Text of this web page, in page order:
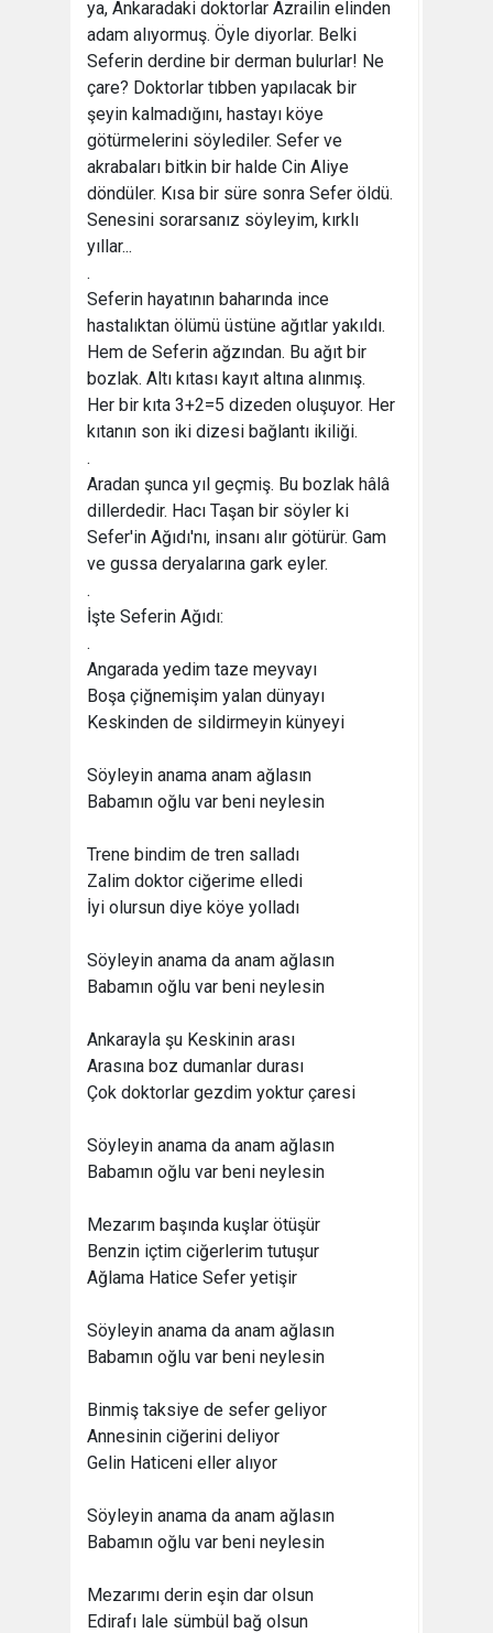
ya, Ankaradaki doktorlar Azrailin elinden
adam alıyormuş. Öyle diyorlar. Belki
Seferin derdine bir derman bulurlar! Ne
çare? Doktorlar tıbben yapılacak bir
şeyin kalmadığını, hastayı köye
götürmelerini söylediler. Sefer ve
akrabaları bitkin bir halde Cin Aliye
döndüler. Kısa bir süre sonra Sefer öldü.
Senesini sorarsanız söyleyim, kırklı
yıllar...
.
Seferin hayatının baharında ince
hastalıktan ölümü üstüne ağıtlar yakıldı.
Hem de Seferin ağzından. Bu ağıt bir
bozlak. Altı kıtası kayıt altına alınmış.
Her bir kıta 3+2=5 dizeden oluşuyor. Her
kıtanın son iki dizesi bağlantı ikiliği.
.
Aradan şunca yıl geçmiş. Bu bozlak hâlâ
dillerdedir. Hacı Taşan bir söyler ki
Sefer'in Ağıdı'nı, insanı alır götürür. Gam
ve gussa deryalarına gark eyler.
.
İşte Seferin Ağıdı:
.
Angarada yedim taze meyvayı
Boşa çiğnemişim yalan dünyayı
Keskinden de sildirmeyin künyeyi
Söyleyin anama anam ağlasın
Babamın oğlu var beni neylesin
Trene bindim de tren salladı
Zalim doktor ciğerime elledi
İyi olursun diye köye yolladı
Söyleyin anama da anam ağlasın
Babamın oğlu var beni neylesin
Ankarayla şu Keskinin arası
Arasına boz dumanlar durası
Çok doktorlar gezdim yoktur çaresi
Söyleyin anama da anam ağlasın
Babamın oğlu var beni neylesin
Mezarım başında kuşlar ötüşür
Benzin içtim ciğerlerim tutuşur
Ağlama Hatice Sefer yetişir
Söyleyin anama da anam ağlasın
Babamın oğlu var beni neylesin
Binmiş taksiye de sefer geliyor
Annesinin ciğerini deliyor
Gelin Haticeni eller alıyor
Söyleyin anama da anam ağlasın
Babamın oğlu var beni neylesin
Mezarımı derin eşin dar olsun
Edirafı lale sümbül bağ olsun